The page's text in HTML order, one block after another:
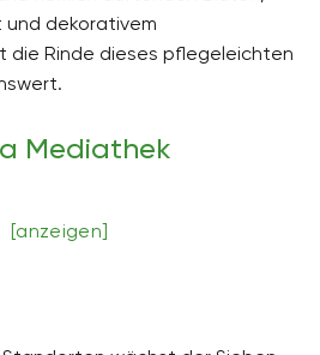
und dekorativem
die Rinde dieses pflegeleichten
Mediathek
[anzeigen]